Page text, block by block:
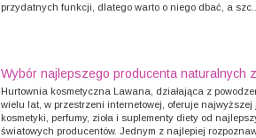
przydatnych funkcji, dlatego warto o niego dbać, a
Wybór najlepszego producenta naturalnych
Hurtownia kosmetyczna Lawana, działająca z
wielu lat, w przestrzeni internetowej, oferuje najwyższej
kosmetyki, perfumy, zioła i suplementy diety od
światowych producentów. Jednym z najlepiej